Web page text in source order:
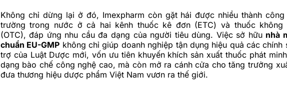
Không chỉ dừng lại ở đó, Imexpharm còn gặt hái được nhiều thành công
trường trong nước ở cả hai kênh thuốc kê đơn (ETC) và thuốc không
(OTC), đáp ứng nhu cầu đa dạng của người tiêu dùng. Việc sở hữu nhà
chuẩn EU-GMP không chỉ giúp doanh nghiệp tận dụng hiệu quả các chính
trợ của Luật Dược mới, vốn ưu tiên khuyến khích sản xuất thuốc phát
dạng bào chế công nghệ cao, mà còn mở ra cánh cửa cho tăng trưởng
đưa thương hiệu dược phẩm Việt Nam vươn ra thế giới.